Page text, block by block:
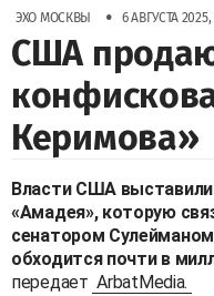
ЭХО МОСКВЫ • 6 АВГУСТА 2025,
США
Керимова»
Власти США выставили
«Амадея», которую
сенатором
обходится почти в
передает ArbatMedia.